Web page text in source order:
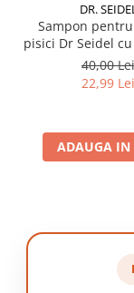
DR.
Sampon
pisici Dr Seidel cu
220 ml
40,00 Lei
22,99 Lei
ADAUGA IN